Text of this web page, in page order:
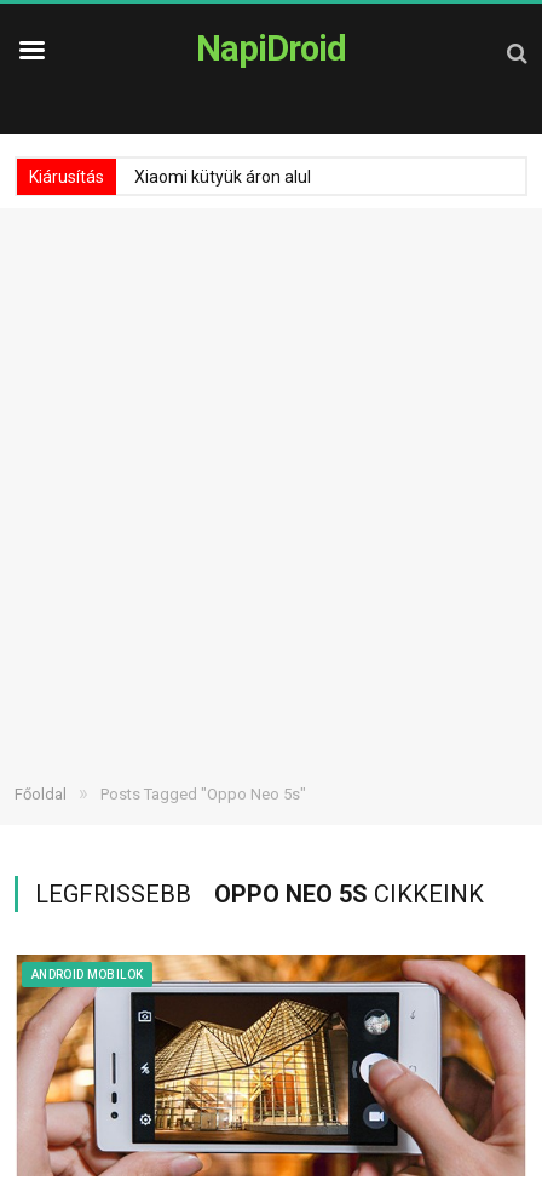
NapiDroid
Kiárusítás Xiaomi kütyük áron alul
Főoldal » Posts Tagged "Oppo Neo 5s"
LEGFRISSEBB OPPO NEO 5S CIKKEINK
ANDROID MOBILOK